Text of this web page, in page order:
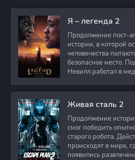
Я – легенда 2
Продолжение пост-
истории, в которой
человечества
безопасное место.
Невилл работал в
Живая сталь 2
Продолжение
смог победить
старого робота.
происходят в мире,
появились